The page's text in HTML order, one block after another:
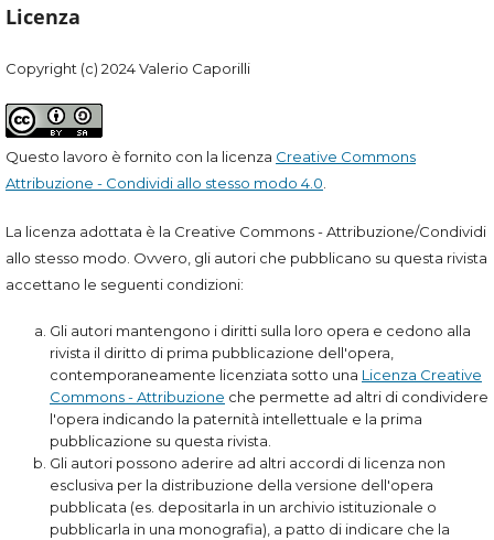
Licenza
Copyright (c) 2024 Valerio Caporilli
Questo lavoro è fornito con la licenza Creative Commons
Attribuzione - Condividi allo stesso modo 4.0
La licenza adottata è la Creative Commons - Attribuzione/Condividi
allo stesso modo. Ovvero, gli autori che pubblicano su questa rivista
accettano le seguenti condizioni:
Gli autori mantengono i diritti sulla loro opera e cedono alla
rivista il diritto di prima pubblicazione dell'opera,
contemporaneamente licenziata sotto una Licenza Creative
Commons - Attribuzione che permette ad altri di condividere
l'opera indicando la paternità intellettuale e la prima
pubblicazione su questa rivista.
Gli autori possono aderire ad altri accordi di licenza non
esclusiva per la distribuzione della versione dell'opera
pubblicata (es. depositarla in un archivio istituzionale o
pubblicarla in una monografia), a patto di indicare che la